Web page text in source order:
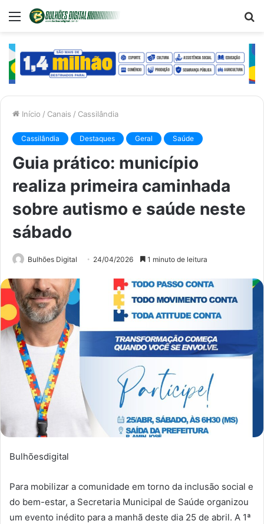
Menu
Início / Canais / Cassilândia
Cassilândia Destaques Geral Saúde
Guia prático: município
realiza primeira caminhada
sobre autismo e saúde neste
sábado
Bulhões Digital 24/04/2026 1 minuto de leitura
Bulhõesdigital
Para mobilizar a comunidade em torno da inclusão social e
do bem-estar, a Secretaria Municipal de Saúde organizou
um evento inédito para a manhã deste dia 25 de abril. A 1ª